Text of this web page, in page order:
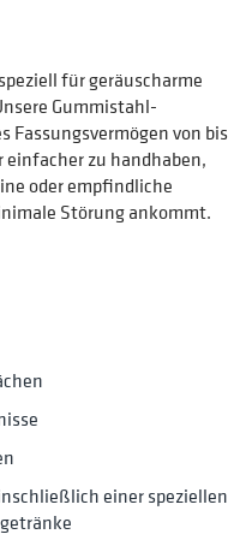
für geräuscharme
Gummistahl-
Fassungsvermögen von bis
zu handhaben,
oder empfindliche
Störung ankommt.
einer speziellen